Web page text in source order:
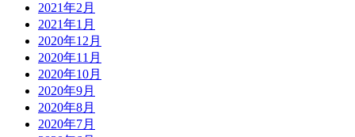
2021年2月
2021年1月
2020年12月
2020年11月
2020年10月
2020年9月
2020年8月
2020年7月